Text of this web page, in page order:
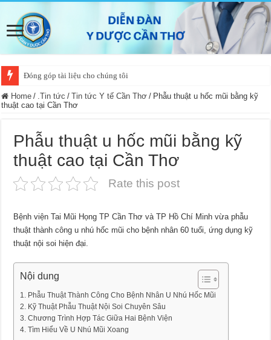
Đóng góp tài liệu cho chúng tôi
Home / .Tin tức / Tin tức Y tế Cần Thơ / Phẫu thuật u hốc mũi bằng kỹ
thuật cao tại Cần Thơ
Phẫu thuật u hốc mũi bằng kỹ
thuật cao tại Cần Thơ
Rate this post
Bệnh viện Tai Mũi Họng TP Cần Thơ và TP Hồ Chí Minh vừa phẫu
thuật thành công u nhú hốc mũi cho bệnh nhân 60 tuổi, ứng dụng kỹ
thuật nội soi hiện đại.
Nội dung
Phẫu Thuật Thành Công Cho Bệnh Nhân U Nhú Hốc Mũi
Kỹ Thuật Phẫu Thuật Nội Soi Chuyên Sâu
Chương Trình Hợp Tác Giữa Hai Bệnh Viện
Tìm Hiểu Về U Nhú Mũi Xoang